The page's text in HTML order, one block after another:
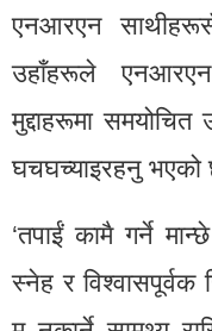
एनआरएन
उहाँहरूले
मुद्दाहरूमा
घचघच्याइरहनु भएको
‘तपाईं कामै गर्ने
स्नेह र विश्वासपूर्वक